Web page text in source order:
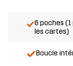
6 poches
les cartes)
Boucle